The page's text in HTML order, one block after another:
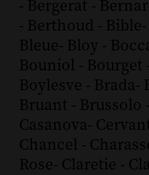
- Bergerat -
- Berthoud - Bible-
Bleue- Bloy -
Bouniol - Bourget -
Boylesve - Brada-
Bruant - Brussolo -
Casanova-
Chancel -
Rose- Claretie -